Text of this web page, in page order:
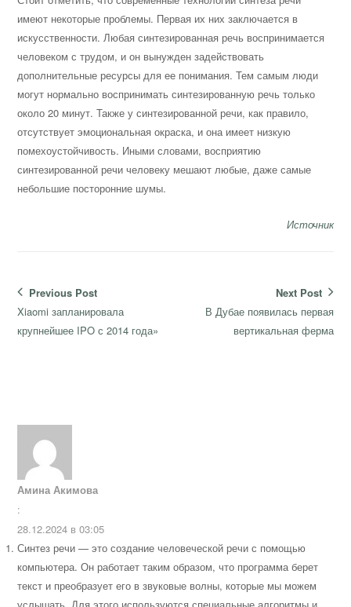
имеют некоторые проблемы. Первая их них заключается в
искусственности. Любая синтезированная речь воспринимается
человеком с трудом, и он вынужден задействовать
дополнительные ресурсы для ее понимания. Тем самым люди
могут нормально воспринимать синтезированную речь только
около 20 минут. Также у синтезированной речи, как правило,
отсутствует эмоциональная окраска, и она имеет низкую
помехоустойчивость. Иными словами, восприятию
синтезированной речи человеку мешают любые, даже самые
небольшие посторонние шумы.
Источник
Навигация
по
записям
Previous Post
Previous
post:
Xiaomi запланировала
крупнейшее IPO с 2014 года»
Next Post
Next
В Дубае появилась первая
вертикальная ферма
Амина Акимова
:
28.12.2024 в 03:05
Синтез речи — это создание человеческой речи с помощью
компьютера. Он работает таким образом, что программа берет
текст и преобразует его в звуковые волны, которые мы можем